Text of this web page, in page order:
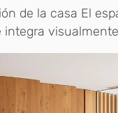
de la casa El
integra